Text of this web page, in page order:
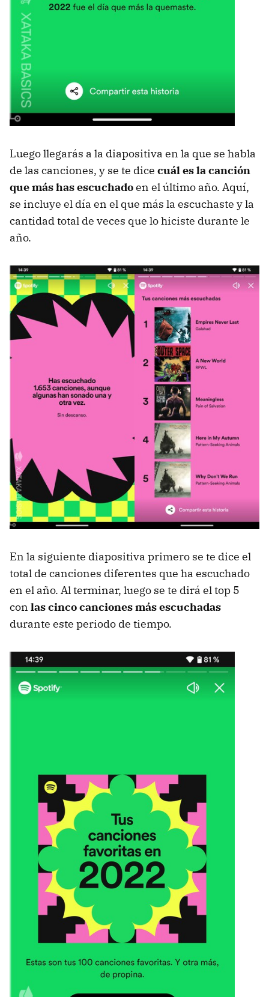
Luego llegarás a la diapositiva en la que se habla
de las canciones, y se te dice cuál es la canción
que más has escuchadoen el último año. Aquí,
se incluye el día en el que más la escuchaste y la
cantidad total de veces que lo hiciste durante le
año.
En la siguiente diapositiva primero se te dice el
total de canciones diferentes que ha escuchado
en el año. Al terminar, luego se te dirá el top 5
con las cinco canciones más escuchadas
durante este periodo de tiempo.